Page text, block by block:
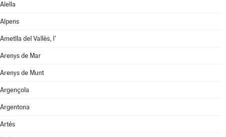
Alella
Alpens
Ametlla del Vallès, l'
Arenys de Mar
Arenys de Munt
Argençola
Argentona
Artés